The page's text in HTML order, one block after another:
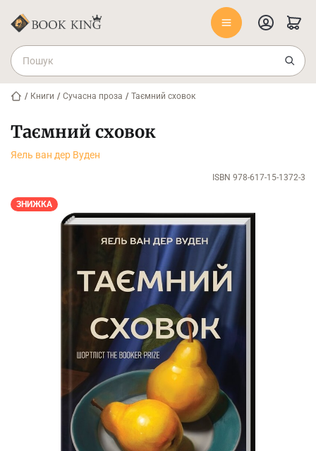
/ Книги / Сучасна проза / Таємний сховок
Таємний сховок
Яель ван дер Вуден
ISBN 978-617-15-1372-3
ЗНИЖКА